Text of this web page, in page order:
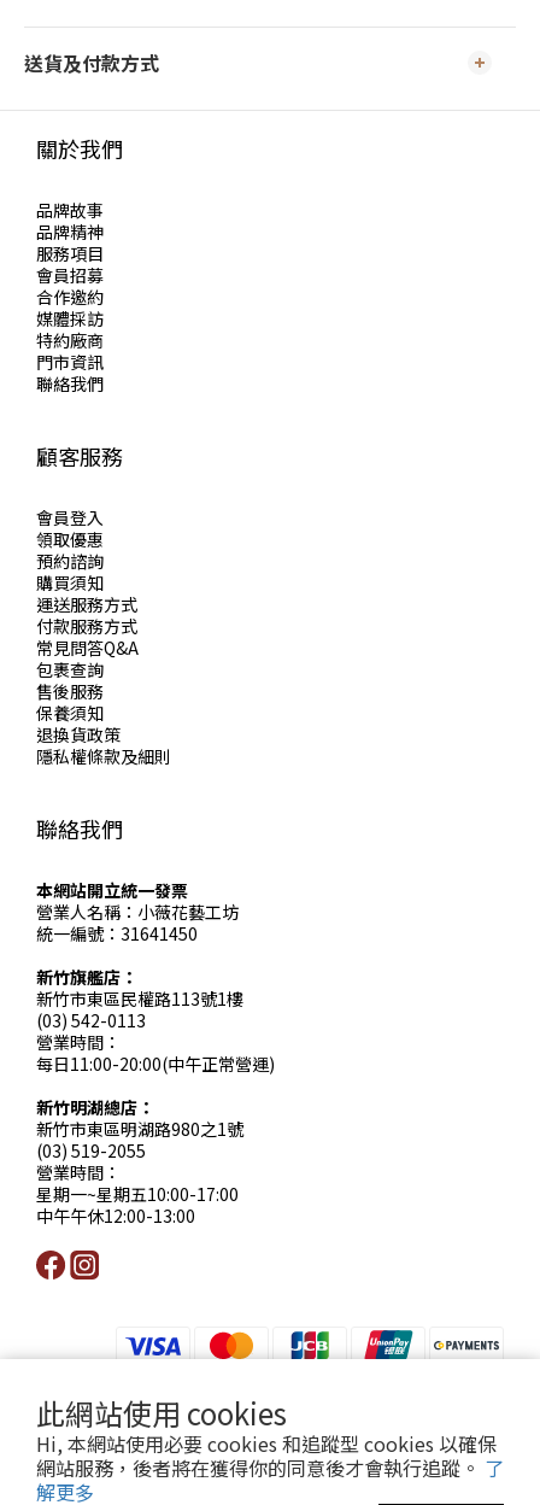
此網站使用 cookies
Hi, 本網站使用必要 cookies 和追蹤型 cookies 以確保
網站服務，後者將在獲得你的同意後才會執行追蹤。 了
解更多
送貨及付款方式
關於我們
品牌故事
品牌精神
服務項目
會員招募
合作邀約
媒體採訪
特約廠商
門市資訊
聯絡我們
顧客服務
會員登入
領取優惠
預約諮詢
購買須知
運送服務方式
付款服務方式
常見問答Q&A
包裹查詢
售後服務
保養須知
退換貨政策
隱私權條款及細則
聯絡我們
本網站開立統一發票
營業人名稱：小薇花藝工坊
統一編號：31641450
新竹旗艦店：
新竹市東區民權路113號1樓
(03) 542-0113
營業時間：
每日11:00-20:00(中午正常營運)
新竹明湖總店：
新竹市東區明湖路980之1號
(03) 519-2055
營業時間：
星期一~星期五10:00-17:00
中午午休12:00-13:00
提醒您，我們不會以電話或簡訊方式通知變更付款方式。